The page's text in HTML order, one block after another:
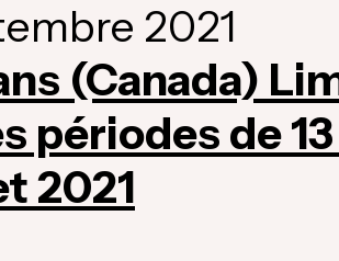
2021
(Canada)
périodes de
2021